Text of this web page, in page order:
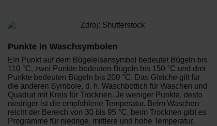
Punkte in Waschsymbolen
Ein Punkt auf dem Bügeleisensymbol bedeutet Bügeln bis
110 °C, zwei Punkte bedeuten Bügeln bis 150 °C und drei
Punkte bedeuten Bügeln bis 200 °C. Das Gleiche gilt für
die anderen Symbole, d. h. Waschbottich für Waschen und
Quadrat mit Kreis für Trocknen. Je weniger Punkte, desto
niedriger ist die empfohlene Temperatur. Beim Waschen
reicht der Bereich von 30 bis 95 °C, beim Trocknen gibt es
Programme für niedrige, mittlere und hohe Temperatur.